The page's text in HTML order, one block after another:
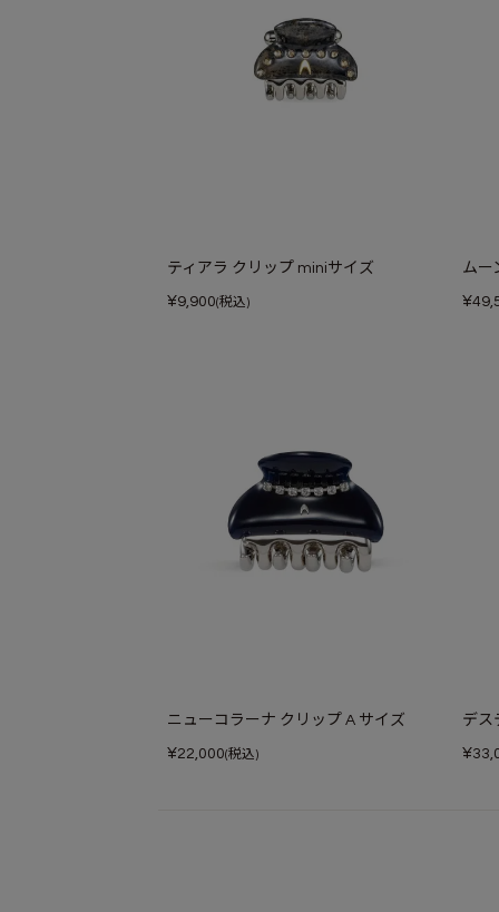
ティアラ クリップ miniサイズ
¥9,900(税込)
ムー
¥
ニューコラーナ クリップ A サイズ
¥22,000(税込)
デス
¥